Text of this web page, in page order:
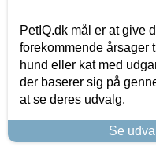
PetIQ.dk mål er at give
forekommende årsager
hund eller kat med
der baserer sig på
at se deres udvalg.
Se